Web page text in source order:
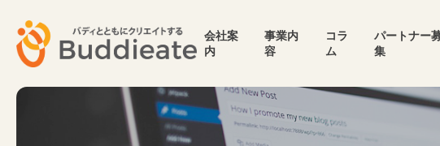
会社案
内
事業内
容
コラ
ム
パートナー
集